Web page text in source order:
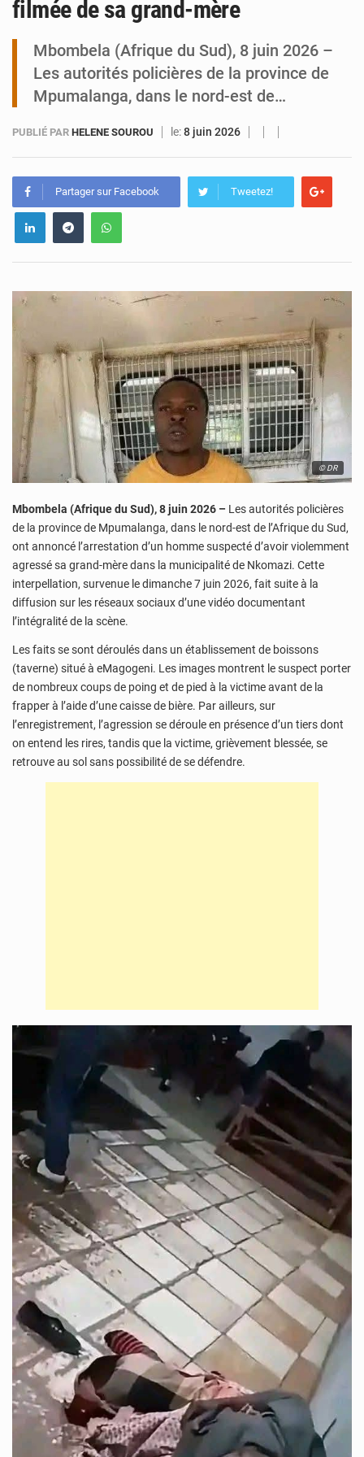
filmée de sa grand-mère
Mbombela (Afrique du Sud), 8 juin 2026 –
Les autorités policières de la province de
Mpumalanga, dans le nord-est de…
PUBLIÉ PAR HELENE SOUROU le:8 juin 2026
Partager sur Facebook Tweetez!
© DR
Mbombela (Afrique du Sud), 8 juin 2026 – Les autorités policières
de la province de Mpumalanga, dans le nord-est de l’Afrique du Sud,
ont annoncé l’arrestation d’un homme suspecté d’avoir violemment
agressé sa grand-mère dans la municipalité de Nkomazi. Cette
interpellation, survenue le dimanche 7 juin 2026, fait suite à la
diffusion sur les réseaux sociaux d’une vidéo documentant
l’intégralité de la scène.
Les faits se sont déroulés dans un établissement de boissons
(taverne) situé à eMagogeni. Les images montrent le suspect porter
de nombreux coups de poing et de pied à la victime avant de la
frapper à l’aide d’une caisse de bière. Par ailleurs, sur
l’enregistrement, l’agression se déroule en présence d’un tiers dont
on entend les rires, tandis que la victime, grièvement blessée, se
retrouve au sol sans possibilité de se défendre.